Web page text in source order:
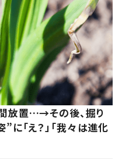
放置…→その後、掘り
「え？」「我々は進化